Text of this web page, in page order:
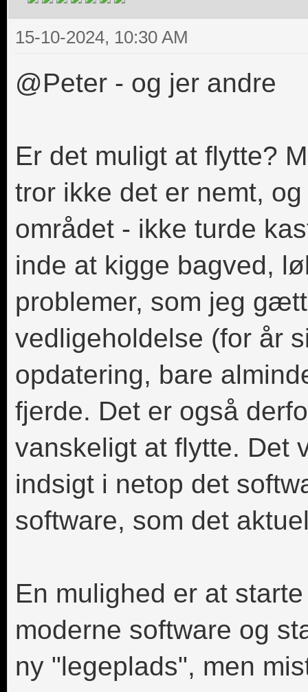
15-10-2024, 10:30 AM
@Peter - og jer andre
Er det muligt at flytte?
tror ikke det er nemt,
området - ikke turde
inde at kigge bagved,
problemer, som jeg
vedligeholdelse (for år
opdatering, bare
fjerde. Det er også
vanskeligt at flytte. Det
indsigt i netop det
software, som det
En mulighed er at
moderne software og
ny "legeplads", men